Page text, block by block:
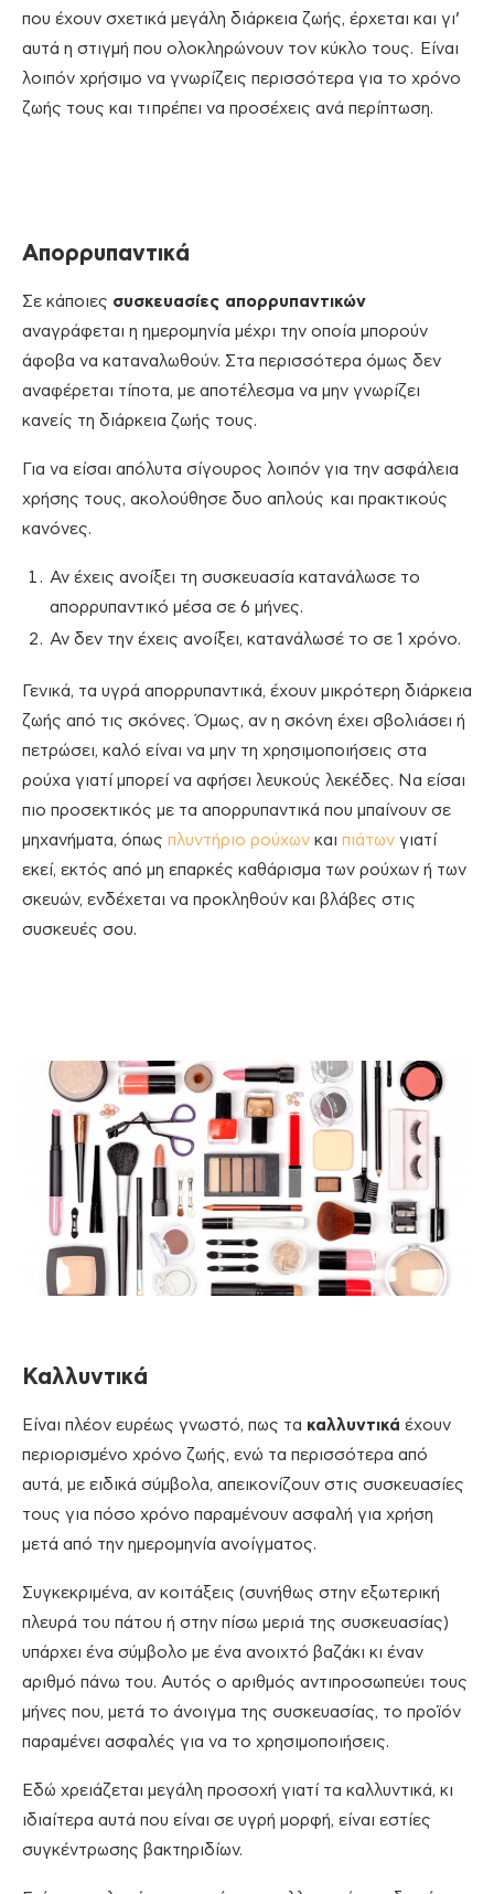
που έχουν σχετικά μεγάλη διάρκεια ζωής, έρχεται και γι’
αυτά η στιγμή που ολοκληρώνουν τον κύκλο τους. Είναι
λοιπόν χρήσιμο να γνωρίζεις περισσότερα για το χρόνο
ζωής τους και τι πρέπει να προσέχεις ανά περίπτωση.
Απορρυπαντικά
Σε κάποιες συσκευασίες απορρυπαντικών
αναγράφεται η ημερομηνία μέχρι την οποία μπορούν
άφοβα να καταναλωθούν. Στα περισσότερα όμως δεν
αναφέρεται τίποτα, με αποτέλεσμα να μην γνωρίζει
κανείς τη διάρκεια ζωής τους.
Για να είσαι απόλυτα σίγουρος λοιπόν για την ασφάλεια
χρήσης τους, ακολούθησε δυο απλούς και πρακτικούς
κανόνες.
Αν έχεις ανοίξει τη συσκευασία κατανάλωσε το
απορρυπαντικό μέσα σε 6 μήνες.
Αν δεν την έχεις ανοίξει, κατανάλωσέ το σε 1 χρόνο.
Γενικά, τα υγρά απορρυπαντικά, έχουν μικρότερη διάρκεια
ζωής από τις σκόνες. Όμως, αν η σκόνη έχει σβολιάσει ή
πετρώσει, καλό είναι να μην τη χρησιμοποιήσεις στα
ρούχα γιατί μπορεί να αφήσει λευκούς λεκέδες. Να είσαι
πιο προσεκτικός με τα απορρυπαντικά που μπαίνουν σε
μηχανήματα, όπως πλυντήριο ρούχων και πιάτων γιατί
εκεί, εκτός από μη επαρκές καθάρισμα των ρούχων ή των
σκευών, ενδέχεται να προκληθούν και βλάβες στις
συσκευές σου.
Καλλυντικά
Είναι πλέον ευρέως γνωστό, πως τα καλλυντικά έχουν
περιορισμένο χρόνο ζωής, ενώ τα περισσότερα από
αυτά, με ειδικά σύμβολα, απεικονίζουν στις συσκευασίες
τους για πόσο χρόνο παραμένουν ασφαλή για χρήση
μετά από την ημερομηνία ανοίγματος.
Συγκεκριμένα, αν κοιτάξεις (συνήθως στην εξωτερική
πλευρά του πάτου ή στην πίσω μεριά της συσκευασίας)
υπάρχει ένα σύμβολο με ένα ανοιχτό βαζάκι κι έναν
αριθμό πάνω του. Αυτός ο αριθμός αντιπροσωπεύει τους
μήνες που, μετά το άνοιγμα της συσκευασίας, το προϊόν
παραμένει ασφαλές για να το χρησιμοποιήσεις.
Εδώ χρειάζεται μεγάλη προσοχή γιατί τα καλλυντικά, κι
ιδιαίτερα αυτά που είναι σε υγρή μορφή, είναι εστίες
συγκέντρωσης βακτηριδίων.